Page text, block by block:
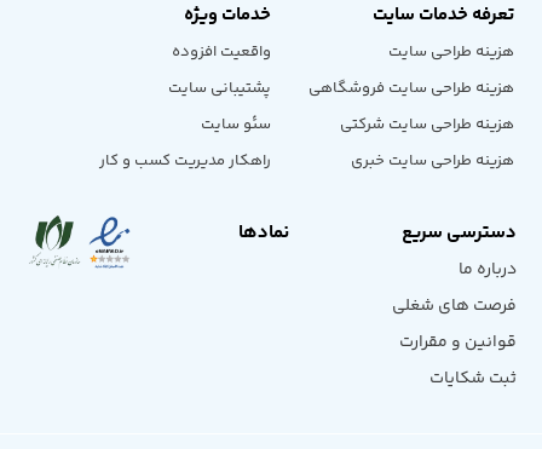
تعرفه خدمات سایت
هزینه طراحی سایت
هزینه طراحی سایت فروشگاهی
هزینه طراحی سایت شرکتی
هزینه طراحی سایت خبری
خدمات ویژه
واقعیت افزوده
پشتیبانی سایت
سئو سایت
راهکار مدیریت کسب و کار
دسترسی سریع
درباره ما
فرصت های شغلی
قوانین و مقرارت
ثبت شکایات
نمادها